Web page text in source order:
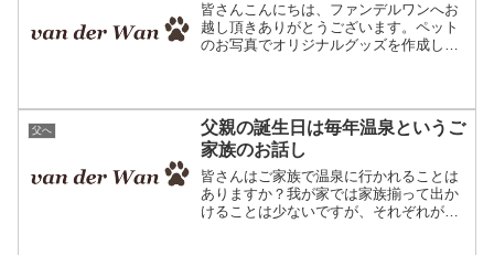
皆さんこんにちは、ファンデルワンへお
越し頂きありがとうございます。ペット
のお写真でオリジナルグッズを作成して
父さんへのプレゼントお父...
父へ
父親の誕生日は毎年温泉というご
家族のお話し
皆さんはご家族で温泉に行かれることは
ありますか？我が家では家族揃って出か
けることは少ないですが、それぞれが個